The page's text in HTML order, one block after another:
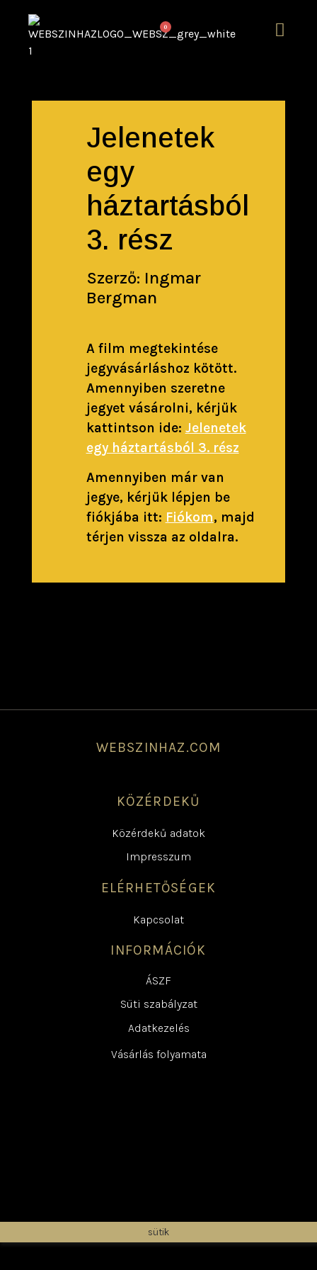
0
Jelenetek
egy
háztartásból
3. rész
Szerző: Ingmar
Bergman
A film megtekintése
jegyvásárláshoz kötött.
Amennyiben szeretne
jegyet vásárolni, kérjük
kattintson ide: Jelenetek
egy háztartásból 3. rész
Amennyiben már van
jegye, kérjük lépjen be
fiókjába itt: Fiókom, majd
térjen vissza az oldalra.
WEBSZINHAZ.COM
KÖZÉRDEKŰ
Közérdekű adatok
Impresszum
ELÉRHETŐSÉGEK
Kapcsolat
INFORMÁCIÓK
ÁSZF
Süti szabályzat
Adatkezelés
Vásárlás folyamata
sütik